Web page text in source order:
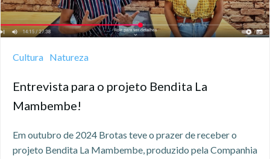
Cultura Natureza
Entrevista para o projeto Bendita La
Mambembe!
Em outubro de 2024 Brotas teve o prazer de receber o
projeto Bendita La Mambembe, produzido pela Companhia